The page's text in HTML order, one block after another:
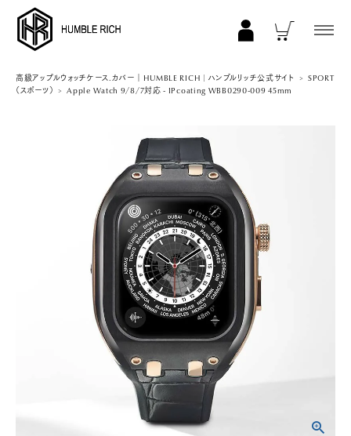
COLLECTION
AppleWatch 11/10(46mm)
AppleWatch Ultra 2/1(49mm)
AppleWatch 9/8/7 (41mm)
AppleWatch 9/8/7 (45mm)
AppleWatch SE 3/2/1 (40mm)
AppleWatch SE 3/2/1 (44mm)
STRAP/Accessory
高級アップルウォッチケース.カバー｜HUMBLE RICH | ハンブルリッチ公式サイト
SPORT
（スポーツ）
Apple Watch 9/8/7対応 - IPcoating WBB0290-009 45mm